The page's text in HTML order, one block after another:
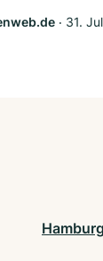
‧ 31.
Hamburg